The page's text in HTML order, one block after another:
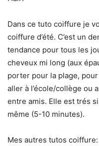
Dans ce tuto coiffure je
coiffure d’été. C’est un
tendance pour tous les
cheveux mi long (aux
porter pour la plage,
aller à l’école/collège ou
entre amis. Elle est trés
même (5-10 minutes).
Mes autres tutos coiffure: